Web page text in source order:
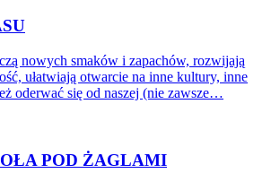
nowych smaków i zapachów, rozwijają
ułatwiają otwarcie na inne kultury, inne
oderwać się od naszej (nie zawsze…
POD ŻAGLAMI